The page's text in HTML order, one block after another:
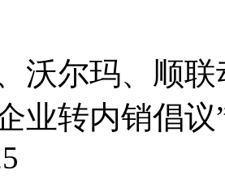
沃尔玛、顺
业转内销倡议